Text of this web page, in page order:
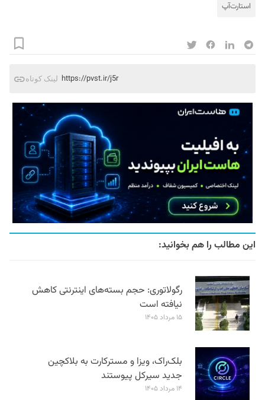
استارت‌آپ
لینک کوتاه https://pvst.ir/j5r
این مطالب را هم بخوانید:
رگولاتوری: حجم بسته‌های اینترنتی کاهش
نیافته است
۱۵ مرداد ۱۴۰۵
بلک‌راک، ویزا و مسترکارت به بلاکچین
جدید سیرکل پیوستند
۱۴ مرداد ۱۴۰۵